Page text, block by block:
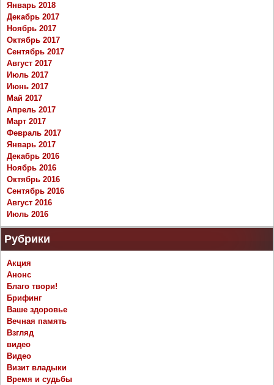
Январь 2018
Декабрь 2017
Ноябрь 2017
Октябрь 2017
Сентябрь 2017
Август 2017
Июль 2017
Июнь 2017
Май 2017
Апрель 2017
Март 2017
Февраль 2017
Январь 2017
Декабрь 2016
Ноябрь 2016
Октябрь 2016
Сентябрь 2016
Август 2016
Июль 2016
Рубрики
Акция
Анонс
Благо твори!
Брифинг
Ваше здоровье
Вечная память
Взгляд
видео
Видео
Визит владыки
Время и судьбы